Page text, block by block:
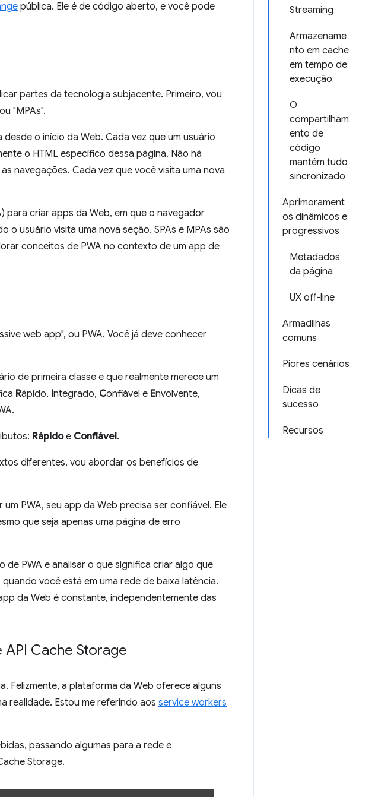
Streaming
Armazename
nto em cache
em tempo de
execução
O
compartilham
ento de
código
mantém tudo
sincronizado
Aprimorament
os dinâmicos e
progressivos
Metadados
da página
UX off-line
Armadilhas
comuns
Piores cenários
Dicas de
sucesso
Recursos
pública. Ele é de código aberto, e você pode
partes da tecnologia subjacente. Primeiro, vou
"MPAs".
o início da Web. Cada vez que um usuário
o HTML específico dessa página. Não há
navegações. Cada vez que você visita uma nova
para criar apps da Web, em que o navegador
usuário visita uma nova seção. SPAs e MPAs são
conceitos de PWA no contexto de um app de
web app", ou PWA. Você já deve conhecer
de primeira classe e que realmente merece um
Rápido, Integrado, Confiável e Envolvente,
Rápidoe Confiável.
diferentes, vou abordar os benefícios de
PWA, seu app da Web precisa ser confiável. Ele
que seja apenas uma página de erro
PWA e analisar o que significa criar algo que
você está em uma rede de baixa latência.
da Web é constante, independentemente das
Cache Storage
Felizmente, a plataforma da Web oferece alguns
realidade. Estou me referindo aos service workers
passando algumas para a rede e
Storage.